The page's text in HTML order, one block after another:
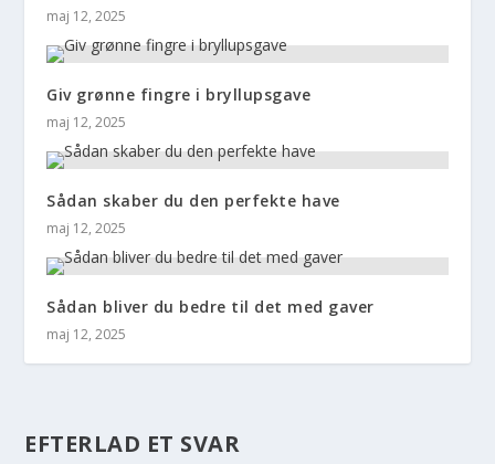
maj 12, 2025
Giv grønne fingre i bryllupsgave
maj 12, 2025
Sådan skaber du den perfekte have
maj 12, 2025
Sådan bliver du bedre til det med gaver
maj 12, 2025
EFTERLAD ET SVAR